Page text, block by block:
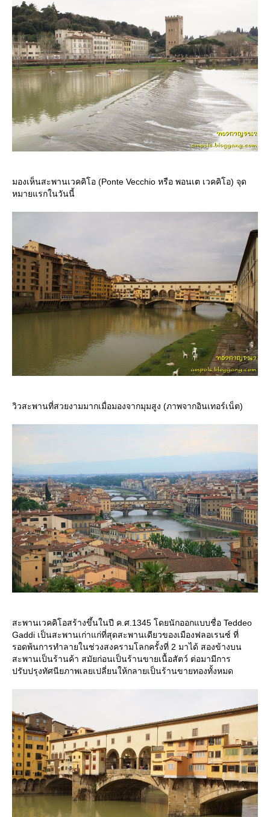
มองเห็นสะพานเวคคิโอ (Ponte Vecchio หรือ พอนเต เวคคิโอ) จุด
หมายแรกในวันนี้
วิวสะพานที่สวยงามมากเมื่อมองจากมุมสูง (ภาพจากอินเทอร์เน็ต)
สะพานเวคคิโอสร้างขึ้นในปี ค.ศ.1345 โดยนักออกแบบชื่อ Teddeo
Gaddi เป็นสะพานเก่าแก่ที่สุดสะพานเดียวของเมืองฟลอเรนซ์ ที่
รอดพ้นการทำลายในช่วงสงครามโลกครั้งที่ 2 มาได้ สองข้างบน
สะพานเป็นร้านค้า สมัยก่อนเป็นร้านขายเนื้อสัตว์ ต่อมามีการ
ปรับปรุงทัศนียภาพเลยเปลี่ยนให้กลายเป็นร้านขายทองทั้งหมด